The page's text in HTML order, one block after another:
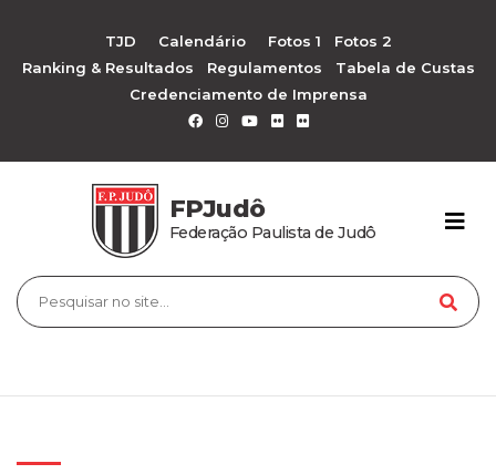
TJD Calendário Fotos 1
Fotos 2
Ranking & Resultados
Regulamentos
Tabela de Custas
Credenciamento de Imprensa
FPJudô
Federação Paulista de Judô